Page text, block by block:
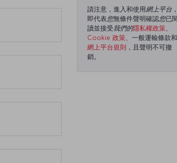
請注意，進入和使用網上平台 ，
即代表您無條件聲明確認您已
讀並接受我們的隱私權政策、
Cookie 政策、一般運輸條款和
網上平台規則 ，且聲明不可撤
銷。